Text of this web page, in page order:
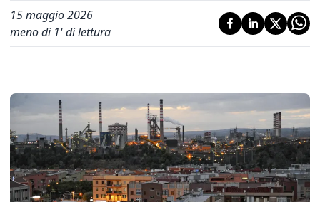
15 maggio 2026
meno di 1' di lettura